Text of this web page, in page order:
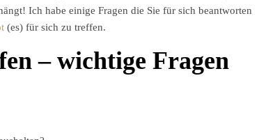
Ich habe einige Fragen die Sie für sich beantworten
(es) für sich zu treffen.
– wichtige Fragen